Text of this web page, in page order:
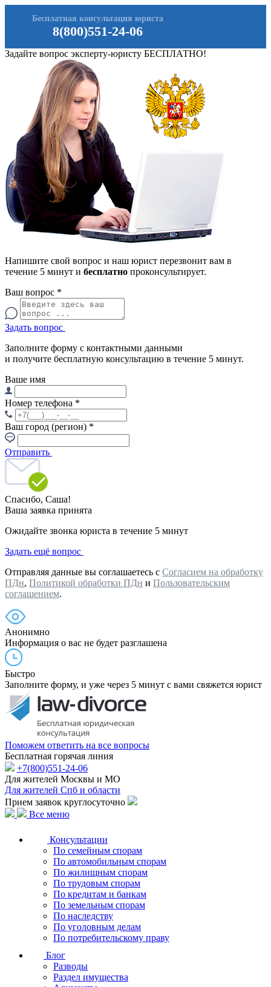
8(800)551-24-06
Бесплатная консультация юриста
Задайте вопрос эксперту-юристу БЕСПЛАТНО!
Напишите свой вопрос и наш юрист перезвонит вам в
течение 5 минут и бесплатно проконсультирует.
Ваш вопрос *
Задать вопрос
Заполните форму с контактными данными
и получите бесплатную консультацию в течение 5 минут.
Ваше имя
Номер телефона *
Ваш город (регион) *
Отправить
Спасибо, Саша!
Ваша заявка принята
Ожидайте звонка юриста в течение 5 минут
Задать ещё вопрос
Отправляя данные вы соглашаетесь с Согласием на обработку
ПДн, Политикой обработки ПДн и Пользовательским
соглашением.
Анонимно
Информация о вас не будет разглашена
Быстро
Заполните форму, и уже через 5 минут с вами свяжется юрист
Поможем ответить на все вопросы
Бесплатная горячая линия
+7(800)551-24-06
Для жителей Москвы и МО
Для жителей Спб и области
Прием заявок круглосуточно
Все меню
Консультации
По семейным спорам
По автомобильным спорам
По жилищным спорам
По трудовым спорам
По кредитам и банкам
По земельным спорам
По наследству
По уголовным делам
По потребительскому праву
Блог
Разводы
Раздел имущества